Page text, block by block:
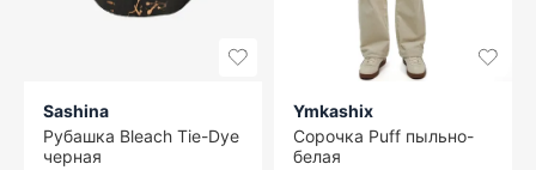
Sashina
Рубашка Bleach Tie-Dye
черная
Ymkashix
Сорочка Puff пыльно-
белая